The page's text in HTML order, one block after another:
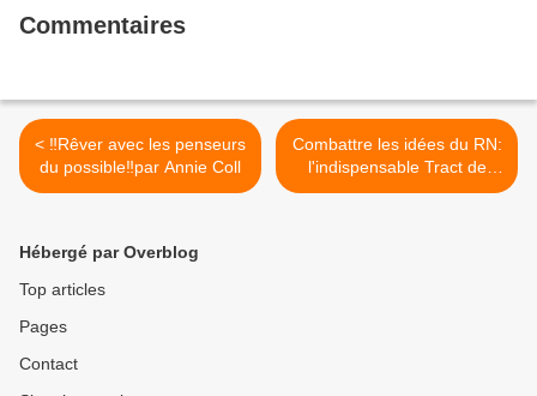
Commentaires
< ‼️Rêver avec les penseurs
du possible‼️par Annie Coll
Combattre les idées du RN:
l'indispensable Tract de
Gérard Noiriel >
Hébergé par Overblog
Top articles
Pages
Contact